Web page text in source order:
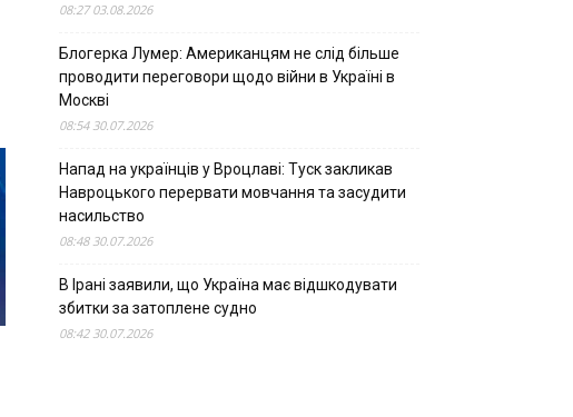
08:27 03.08.2026
Блогерка Лумер: Американцям не слід більше
проводити переговори щодо війни в Україні в
Москві
08:54 30.07.2026
Напад на українців у Вроцлаві: Туск закликав
Навроцького перервати мовчання та засудити
насильство
08:48 30.07.2026
В Ірані заявили, що Україна має відшкодувати
збитки за затоплене судно
08:42 30.07.2026